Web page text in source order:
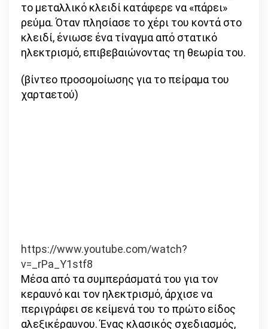
το μεταλλικό κλειδί κατάφερε να «πάρει»
ρεύμα. Όταν πλησίασε το χέρι του κοντά στο
κλειδί, ένιωσε ένα τίναγμα από στατικό
ηλεκτρισμό, επιβεβαιώνοντας τη θεωρία του.
(βίντεο προσομοίωσης για το πείραμα του
χαρταετού)
https://www.youtube.com/watch?
v=_rPa_Y1stf8
Μέσα από τα συμπεράσματά του για τον
κεραυνό και τον ηλεκτρισμό, άρχισε να
περιγράφει σε κείμενά του το πρώτο είδος
αλεξικέραυνου. Ένας κλασικός σχεδιασμός,